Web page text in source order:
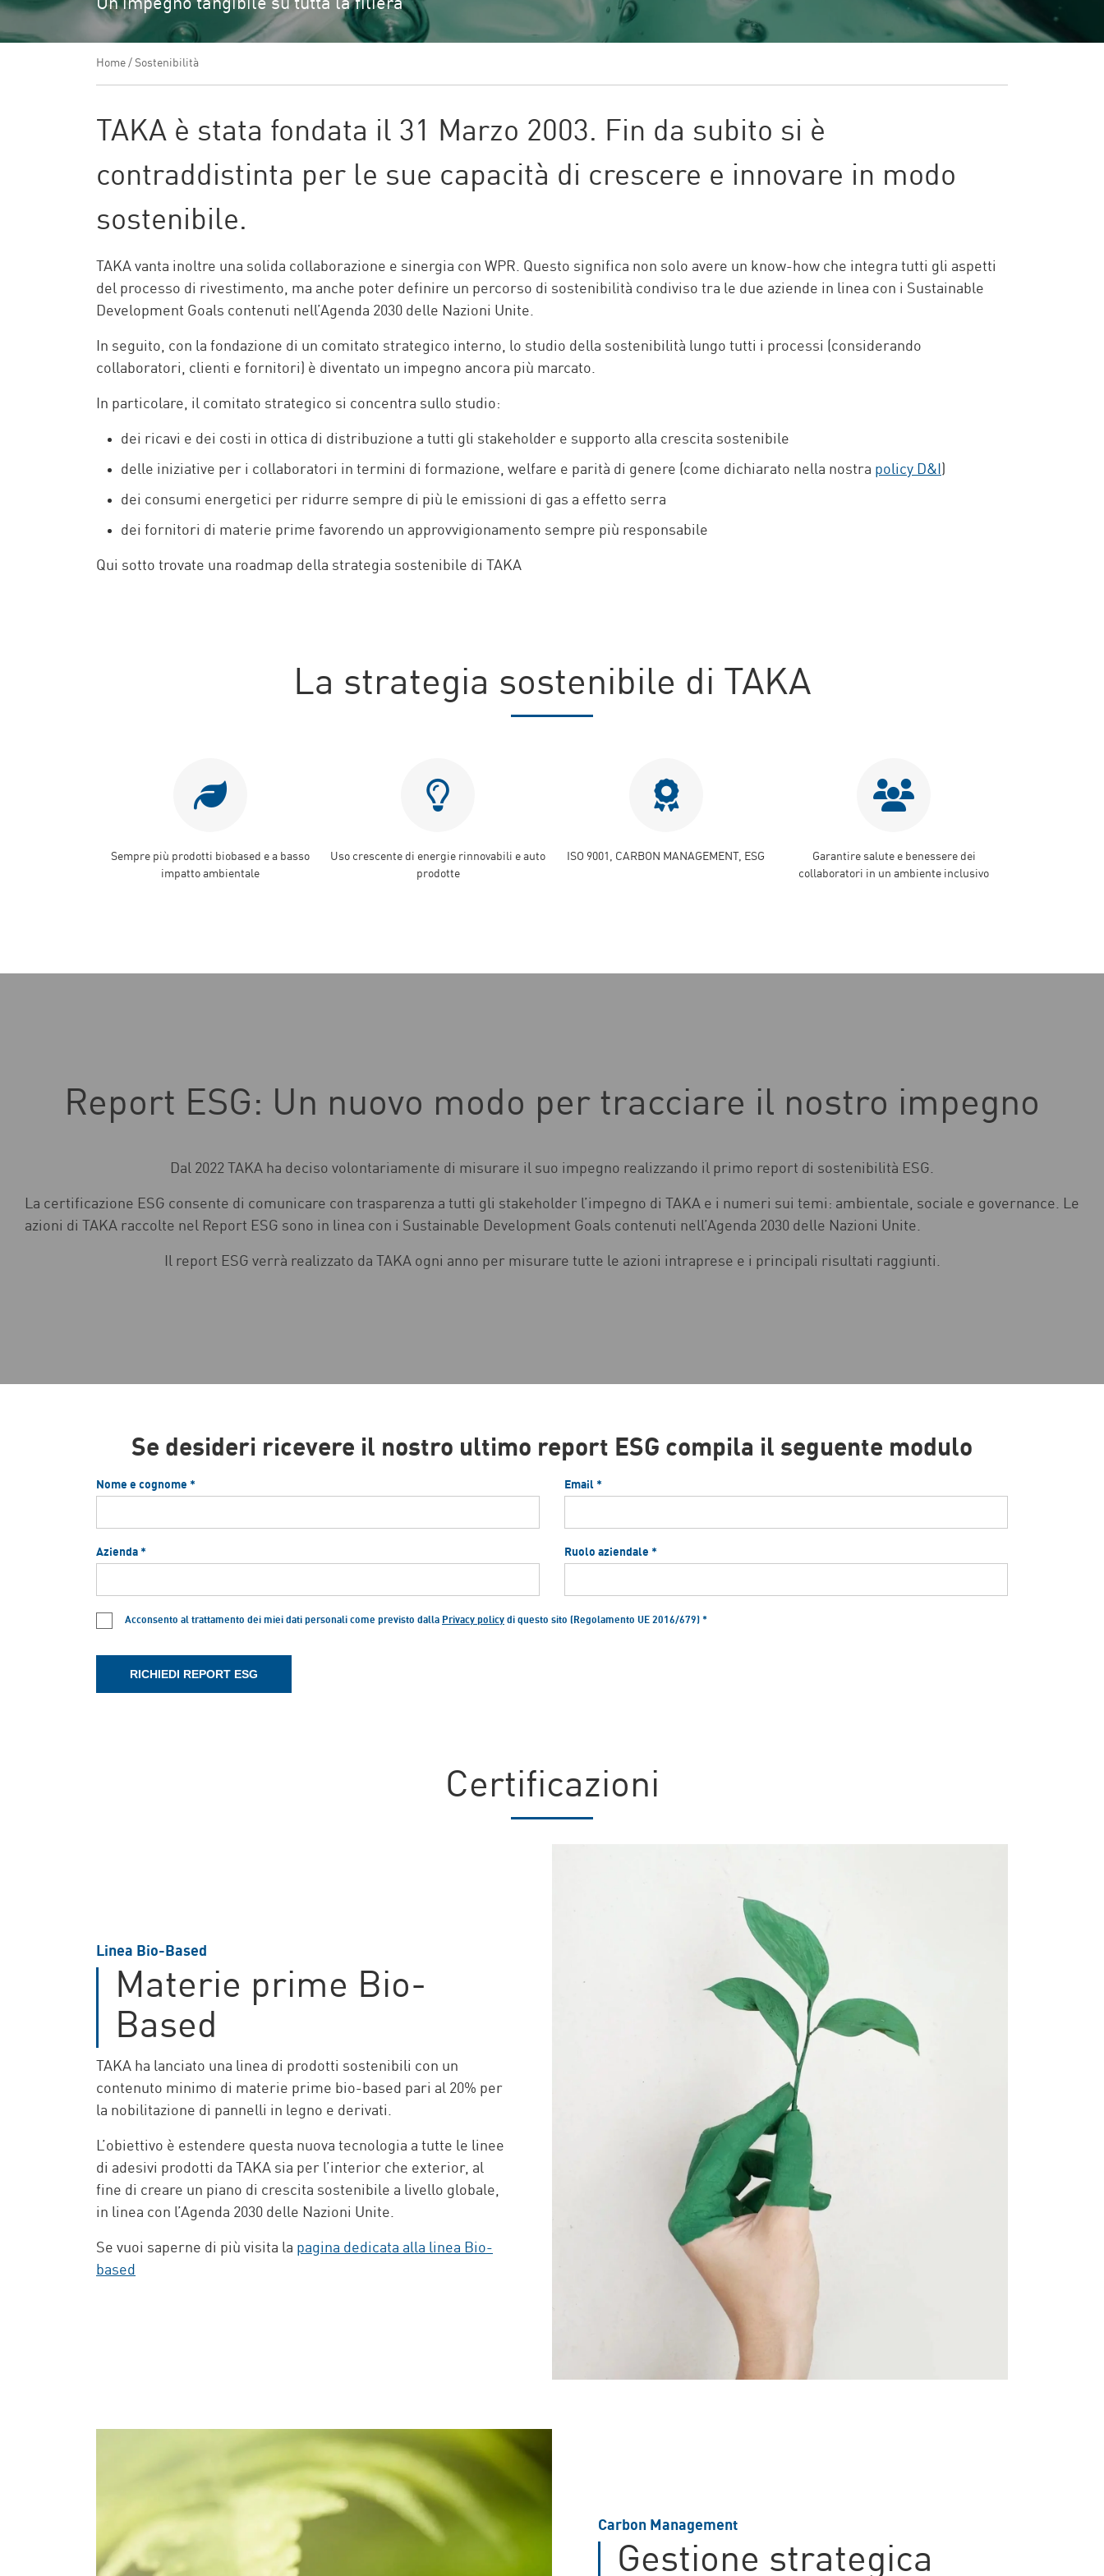
Un impegno tangibile su tutta la filiera
Home / Sostenibilità
TAKA è stata fondata il 31 Marzo 2003. Fin da subito si è
contraddistinta per le sue capacità di crescere e innovare in modo
sostenibile.
TAKA vanta inoltre una solida collaborazione e sinergia con WPR. Questo significa non solo avere un know-how che integra tutti gli aspetti
del processo di rivestimento, ma anche poter definire un percorso di sostenibilità condiviso tra le due aziende in linea con i Sustainable
Development Goals contenuti nell’Agenda 2030 delle Nazioni Unite.
In seguito, con la fondazione di un comitato strategico interno, lo studio della sostenibilità lungo tutti i processi (considerando
collaboratori, clienti e fornitori) è diventato un impegno ancora più marcato.
In particolare, il comitato strategico si concentra sullo studio:
dei ricavi e dei costi in ottica di distribuzione a tutti gli stakeholder e supporto alla crescita sostenibile
delle iniziative per i collaboratori in termini di formazione, welfare e parità di genere (come dichiarato nella nostra policy D&I )
dei consumi energetici per ridurre sempre di più le emissioni di gas a effetto serra
dei fornitori di materie prime favorendo un approvvigionamento sempre più responsabile
Qui sotto trovate una roadmap della strategia sostenibile di TAKA
La strategia sostenibile di TAKA
Sempre più prodotti biobased e a basso
impatto ambientale
Uso crescente di energie rinnovabili e auto
prodotte
ISO 9001, CARBON MANAGEMENT, ESG
Garantire salute e benessere dei
collaboratori in un ambiente inclusivo
Report ESG: Un nuovo modo per tracciare il nostro impegno
Dal 2022 TAKA ha deciso volontariamente di misurare il suo impegno realizzando il primo report di sostenibilità ESG.
La certificazione ESG consente di comunicare con trasparenza a tutti gli stakeholder l’impegno di TAKA e i numeri sui temi: ambientale, sociale e governance. Le
azioni di TAKA raccolte nel Report ESG sono in linea con i Sustainable Development Goals contenuti nell’Agenda 2030 delle Nazioni Unite.
Il report ESG verrà realizzato da TAKA ogni anno per misurare tutte le azioni intraprese e i principali risultati raggiunti.
Se desideri ricevere il nostro ultimo report ESG compila il seguente modulo
Nome e cognome * Email *
Azienda * Ruolo aziendale *
Acconsento al trattamento dei miei dati personali come previsto dalla Privacy policy di questo sito (Regolamento UE 2016/679) *
Certificazioni
Linea Bio-Based
Materie prime Bio-
Based
TAKA ha lanciato una linea di prodotti sostenibili con un
contenuto minimo di materie prime bio-based pari al 20% per
la nobilitazione di pannelli in legno e derivati.
L’obiettivo è estendere questa nuova tecnologia a tutte le linee
di adesivi prodotti da TAKA sia per l’interior che exterior, al
fine di creare un piano di crescita sostenibile a livello globale,
in linea con l’Agenda 2030 delle Nazioni Unite.
Se vuoi saperne di più visita la pagina dedicata alla linea Bio-
based
Carbon Management
Gestione strategica